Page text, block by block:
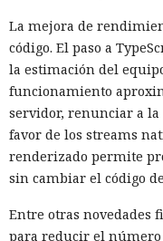
La mejora de
código. El paso a
la estimación del
funcionamiento
servidor, renunciar a la
favor de los streams
renderizado permite
sin cambiar el código
Entre otras novedades
para reducir el